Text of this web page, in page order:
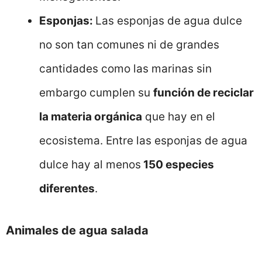
Esponjas: Las esponjas de agua dulce
no son tan comunes ni de grandes
cantidades como las marinas sin
embargo cumplen su función de reciclar
la materia orgánica que hay en el
ecosistema. Entre las esponjas de agua
dulce hay al menos 150 especies
diferentes.
Animales de agua salada